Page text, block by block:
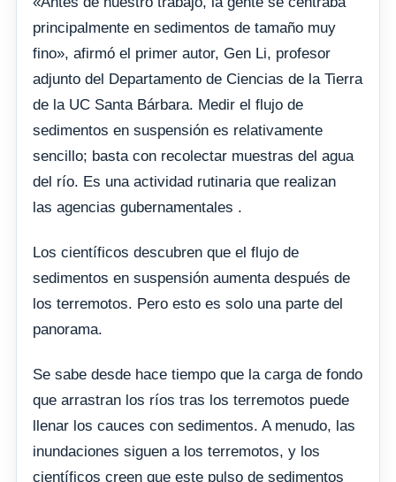
principalmente en sedimentos de tamaño muy
fino», afirmó el primer autor, Gen Li, profesor
adjunto del Departamento de Ciencias de la Tierra
de la UC Santa Bárbara. Medir el flujo de
sedimentos en suspensión es relativamente
sencillo; basta con recolectar muestras del agua
del río. Es una actividad rutinaria que realizan
las agencias gubernamentales .
Los científicos descubren que el flujo de
sedimentos en suspensión aumenta después de
los terremotos. Pero esto es solo una parte del
panorama.
Se sabe desde hace tiempo que la carga de fondo
que arrastran los ríos tras los terremotos puede
llenar los cauces con sedimentos. A menudo, las
inundaciones siguen a los terremotos, y los
científicos creen que este pulso de sedimentos